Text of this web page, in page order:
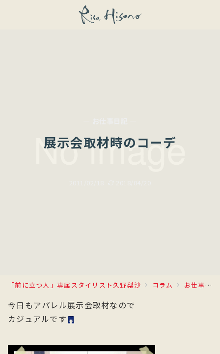
展示会取材時のコーデ
「前に立つ人」専属スタイリスト久野梨沙 コラム お仕事日記
今日もアパレル展示会取材なので
カジュアルです